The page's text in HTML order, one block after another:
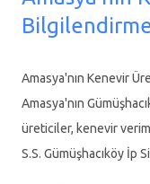
Amasya'nın Kenevir
Amasya'nın
üreticiler, kenevir
S.S. Gümüşhacıköy İp